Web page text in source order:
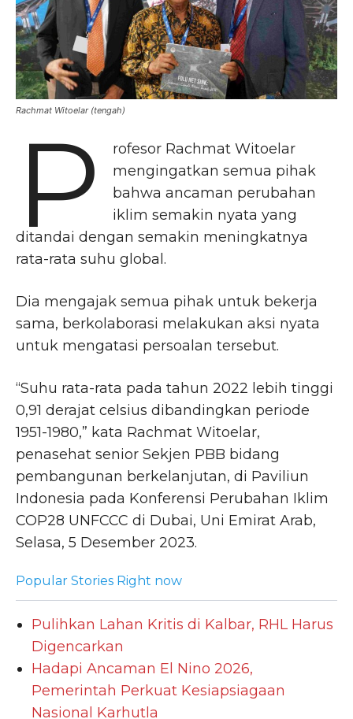
Rachmat Witoelar (tengah)
P
rofesor Rachmat Witoelar
mengingatkan semua pihak
bahwa ancaman perubahan
iklim semakin nyata yang
ditandai dengan semakin meningkatnya
rata-rata suhu global.
Dia mengajak semua pihak untuk bekerja
sama, berkolaborasi melakukan aksi nyata
untuk mengatasi persoalan tersebut.
“Suhu rata-rata pada tahun 2022 lebih tinggi
0,91 derajat celsius dibandingkan periode
1951-1980,” kata Rachmat Witoelar,
penasehat senior Sekjen PBB bidang
pembangunan berkelanjutan, di Paviliun
Indonesia pada Konferensi Perubahan Iklim
COP28 UNFCCC di Dubai, Uni Emirat Arab,
Selasa, 5 Desember 2023.
Popular Stories Right now
Pulihkan Lahan Kritis di Kalbar, RHL Harus
Digencarkan
Hadapi Ancaman El Nino 2026,
Pemerintah Perkuat Kesiapsiagaan
Nasional Karhutla